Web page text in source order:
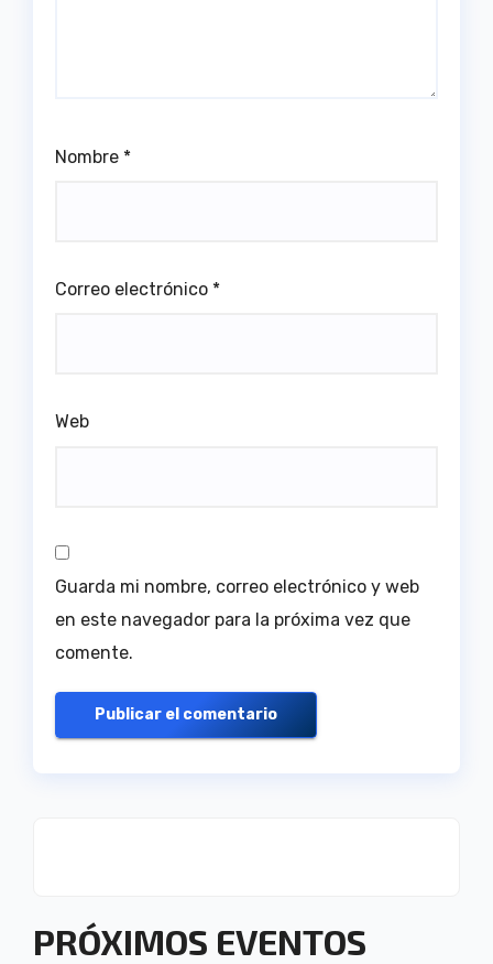
Nombre *
Correo electrónico *
Web
Guarda mi nombre, correo electrónico y web
en este navegador para la próxima vez que
comente.
PRÓXIMOS EVENTOS